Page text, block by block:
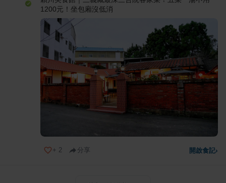
1200元！坐包廂沒低消
+ 2 分享 開啟食記›